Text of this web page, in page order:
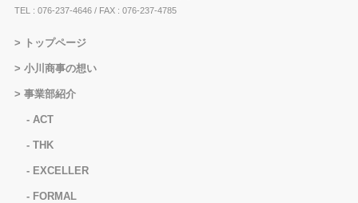
TEL : 076-237-4646/ FAX : 076-237-4785
トップページ
小川商事の想い
事業部紹介
ACT
THK
EXCELLER
FORMAL